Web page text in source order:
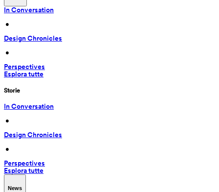
In Conversation
•
Design Chronicles
•
Perspectives
Esplora tutte
Storie
In Conversation
•
Design Chronicles
•
Perspectives
Esplora tutte
News